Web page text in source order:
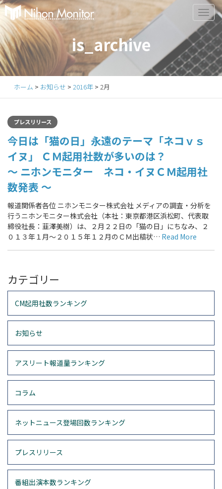
Primary
Menu
S
i
p
t
o
c
is_archive
ホーム > お知らせ > 2016年 > 2月
プレスリリース
今日は「猫の日」永遠のテーマ「ネコｖｓ
イヌ」 ＣＭ起用社数が多いのは？
～ ニホンモニター ネコ・イヌＣＭ起用社
数発表 ～
報道関係者各位 ニホンモニター株式会社 メディアの調査・分析を
行うニホンモニター株式会社（本社：東京都港区浜松町、代表取
締役社長：韮澤美樹）は、２月２２日の「猫の日」にちなみ、２
０１３年１月～２０１５年１２月のＣＭ出稿状… Read More
カテゴリー
CM起用社数ランキング
お知らせ
アスリート報道量ランキング
コラム
ネットニュース登場回数ランキング
プレスリリース
番組出演本数ランキング